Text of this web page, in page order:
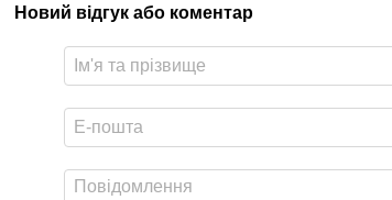
Новий відгук або коментар